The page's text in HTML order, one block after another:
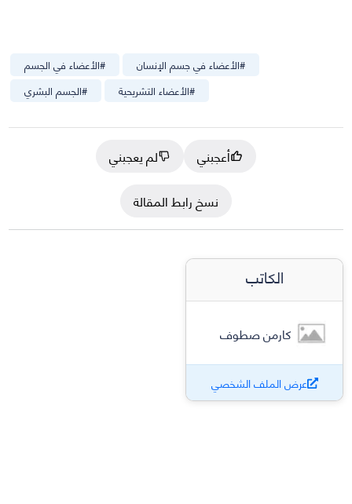
#الأعضاء في الجسم #الأعضاء في جسم الإنسان
#الجسم البشري #الأعضاء التشريحية
أعجبني
لم يعجبني
نسخ رابط المقالة
الكاتب
كارمن صطوف
عرض الملف الشخصي